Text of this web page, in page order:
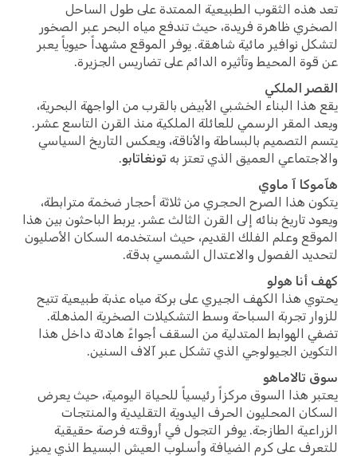
هذه الثقوب الطبيعية الممتدة على طول الساحل
ظاهرة فريدة، حيث تندفع مياه البحر عبر الصخور
نوافير مائية شاهقة. يوفر الموقع مشهداً حيوياً يعبر
المحيط وتأثيره الدائم على تضاريس الجزيرة.
الملكي
البناء الخشبي الأبيض بالقرب من الواجهة البحرية،
المقر الرسمي للعائلة الملكية منذ القرن التاسع عشر.
التصميم بالبساطة والأناقة، ويعكس التاريخ السياسي
العميق الذي تعتز به تونغاتابو.
آ ماوي
هذا الصرح الحجري من ثلاثة أحجار ضخمة مترابطة،
تاريخ بنائه إلى القرن الثالث عشر. يربط الباحثون بين هذا
وعلم الفلك القديم، حيث استخدمه السكان الأصليون
الفصول والاعتدال الشمسي بدقة.
أنا هولو
هذا الكهف الجيري على بركة مياه عذبة طبيعية تتيح
تجربة السباحة وسط التشكيلات الصخرية المذهلة.
الهوابط المتدلية من السقف أجواءً هادئة داخل هذا
الجيولوجي الذي تشكل عبر آلاف السنين.
تالاماهو
هذا السوق مركزاً رئيسياً للحياة اليومية، حيث يعرض
المحليون الحرف اليدوية التقليدية والمنتجات
الطازجة. يوفر التجول في أروقته فرصة حقيقية
على كرم الضيافة وأسلوب العيش البسيط الذي يميز